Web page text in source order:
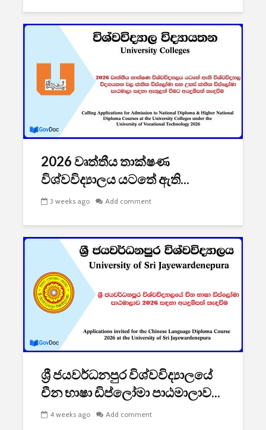
2026 වෘත්තීය තාක්ෂණ
විශ්වවිද්‍යාලය යටතේ ඇති...
3 weeks ago Add comment
ශ්‍රී ජයවර්ධනපුර විශ්වවිද්‍යාලයේ
චීන භාෂා ඩිප්ලෝමා පාඨමාලාව...
4 weeks ago Add comment